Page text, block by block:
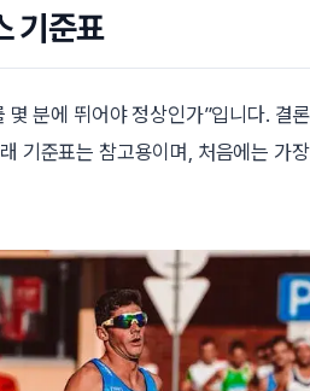
기준표
분에 뛰어야 정상인가”입니다. 결
기준표는 참고용이며, 처음에는 가